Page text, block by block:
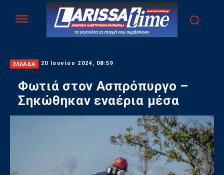
ΕΛΛΑΔΑ 20 Ιουνίου 2024, 08:59
Φωτιά στον Ασπρόπυργο –
Σηκώθηκαν εναέρια μέσα